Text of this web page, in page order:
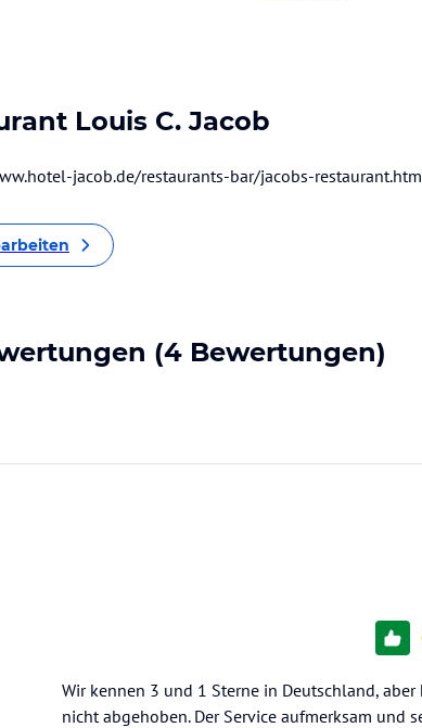
Louis C. Jacob
jacob.de/restaurants-bar/jacobs-
(4 Bewertungen)
Wir kennen 3 und 1 Sterne in Deutschland,
nicht abgehoben. Der Service aufmerksam und